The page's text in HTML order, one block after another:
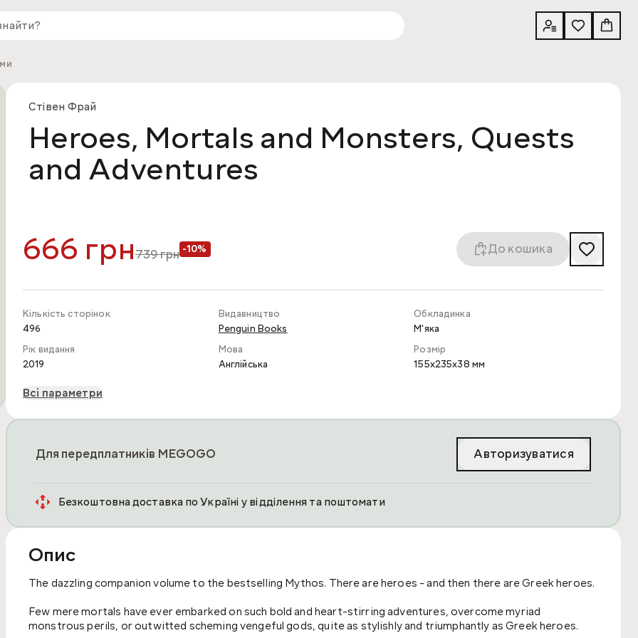
Стівен Фрай
Heroes, Mortals and Monsters, Quests
and Adventures
666 грн739грн -10% До кошика
Кількість сторінок
496
Видавництво
Penguin Books
Обкладинка
М'яка
Рік видання
2019
Мова
Англійська
Розмір
155x235x38 мм
Всі параметри
Для передплатників MEGOGO Авторизуватися
Безкоштовна доставка по Україні у відділення та поштомати
Опис
The dazzling companion volume to the bestselling Mythos. There are heroes - and then there are Greek heroes.
Few mere mortals have ever embarked on such bold and heart-stirring adventures, overcome myriad
monstrous perils, or outwitted scheming vengeful gods, quite as stylishly and triumphantly as Greek heroes.